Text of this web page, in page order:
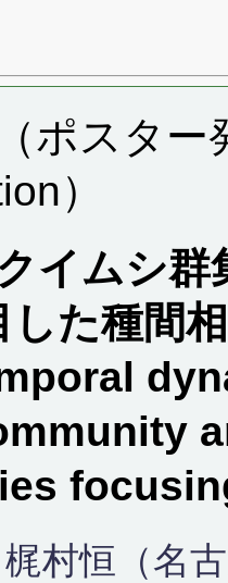
ポスタ
）
イムシ
た種間
村恒（名